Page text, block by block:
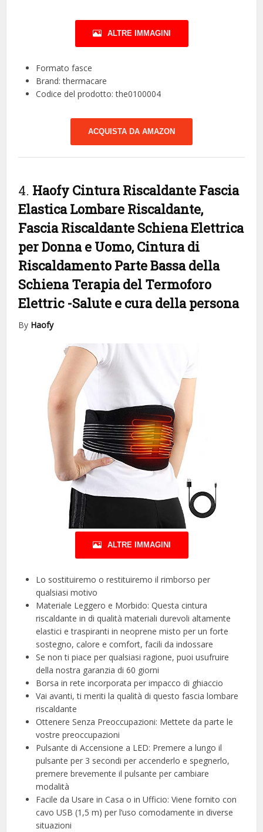
ALTRE IMMAGINI
Formato fasce
Brand: thermacare
Codice del prodotto: the0100004
ACQUISTA DA AMAZON
4. Haofy Cintura Riscaldante Fascia
Elastica Lombare Riscaldante,
Fascia Riscaldante Schiena Elettrica
per Donna e Uomo, Cintura di
Riscaldamento Parte Bassa della
Schiena Terapia del Termoforo
Elettric -Salute e cura della persona
By Haofy
ALTRE IMMAGINI
Lo sostituiremo o restituiremo il rimborso per
qualsiasi motivo
Materiale Leggero e Morbido: Questa cintura
riscaldante in di qualità materiali durevoli altamente
elastici e traspiranti in neoprene misto per un forte
sostegno, calore e comfort, facili da indossare
Se non ti piace per qualsiasi ragione, puoi usufruire
della nostra garanzia di 60 giorni
Borsa in rete incorporata per impacco di ghiaccio
Vai avanti, ti meriti la qualità di questo fascia lombare
riscaldante
Ottenere Senza Preoccupazioni: Mettete da parte le
vostre preoccupazioni
Pulsante di Accensione a LED: Premere a lungo il
pulsante per 3 secondi per accenderlo e spegnerlo,
premere brevemente il pulsante per cambiare
modalità
Facile da Usare in Casa o in Ufficio: Viene fornito con
cavo USB (1,5 m) per l’uso comodamente in diverse
situazioni